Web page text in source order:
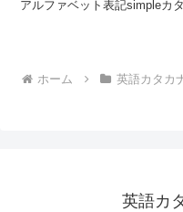
アルファベット表記simpleカ
ホーム 英語カタカ
英語カ